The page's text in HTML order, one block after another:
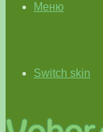
Меню
Switch skin